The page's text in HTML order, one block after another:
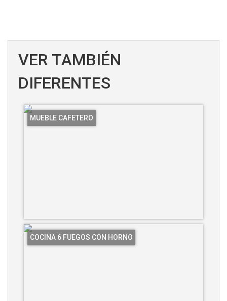
VER TAMBIÉN
DIFERENTES
MUEBLE CAFETERO
COCINA 6 FUEGOS CON HORNO